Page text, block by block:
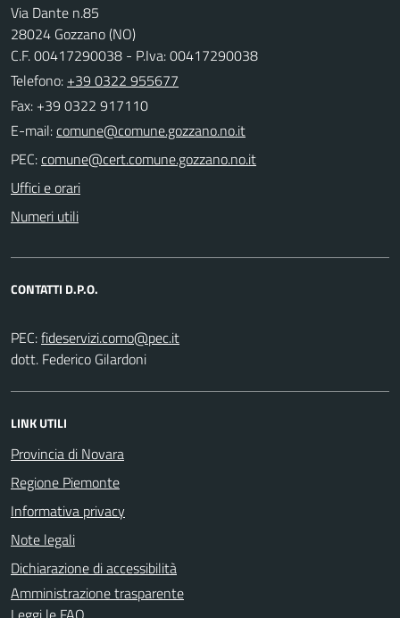
Via Dante n.85
28024 Gozzano (NO)
C.F. 00417290038 - P.Iva: 00417290038
Telefono: +39 0322 955677
Fax: +39 0322 917110
E-mail:
PEC:
Uffici e orari
Numeri utili
CONTATTI D.P.O.
PEC:
dott. Federico Gilardoni
LINK UTILI
Provincia di Novara
Regione Piemonte
Informativa privacy
Note legali
Dichiarazione di accessibilità
Amministrazione trasparente